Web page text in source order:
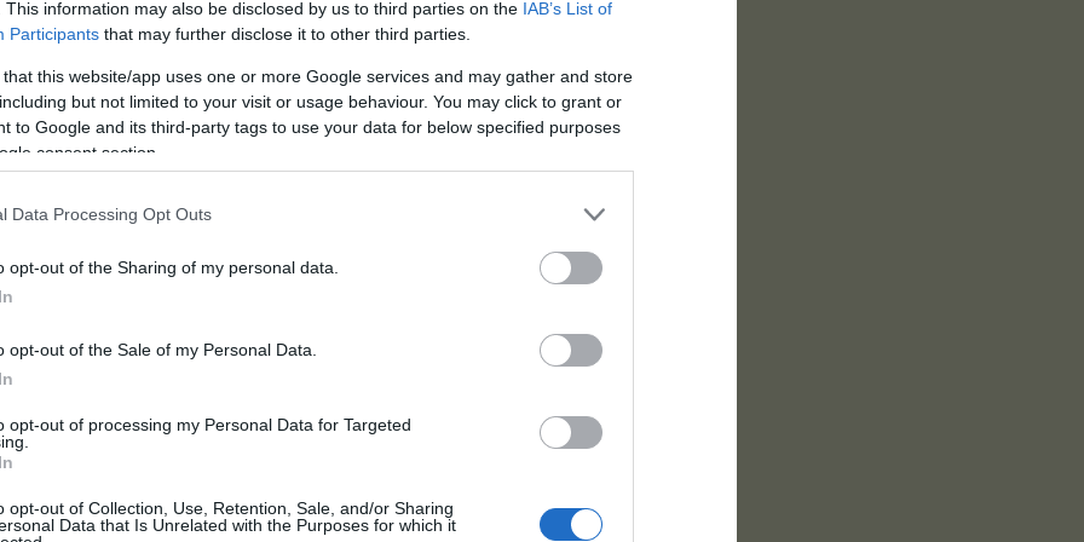
This information may also be disclosed by us to third parties on the IAB’s List of
Participants that may further disclose it to other third parties.
that this website/app uses one or more Google services and may gather and store
but not limited to your visit or usage behaviour. You may click to grant or
to Google and its third-party tags to use your data for below specified purposes
consent section.
Data Processing Opt Outs
opt-out of the Sharing of my personal data.
opt-out of the Sale of my Personal Data.
opt-out of processing my Personal Data for Targeted
opt-out of Collection, Use, Retention, Sale, and/or Sharing
Data that Is Unrelated with the Purposes for which it
nem áll rendelkezésre.
magát, így az elmúlt években – a
pályázatok esetében – alkalmazott
önkéntes nyilatkozatot csatolnak a
Képzési Központnál (KSzK)
vagy, van egy középfokú nyelvvizsgád és büntetlen
bekerülését támogató programról”
bekerülését támogató program”
a diplomával rendelkező romák
és a központi közigazgatás
hozzájáruljon határozatlan idejű
foglalkoztatásukhoz.
igénybevételével törekszik arra,
területein megteremtse a roma
A Kormány szakmai álláspontja